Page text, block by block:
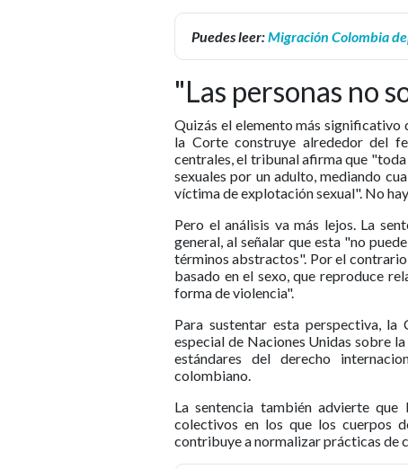
Puedes leer:Migración Colombia
"Las personas no
Quizás el elemento más significativo
la Corte construye alrededor del
centrales, el tribunal afirma que
sexuales por un adulto, mediando
víctima de explotación sexual". No
Pero el análisis va más lejos. La
general, al señalar que esta "no
términos abstractos". Por el
basado en el sexo, que reproduce
forma de violencia".
Para sustentar esta perspectiva,
especial de Naciones Unidas sobre
estándares del derecho
colombiano.
La sentencia también advierte que
colectivos en los que los cuerpos
contribuye a normalizar prácticas de